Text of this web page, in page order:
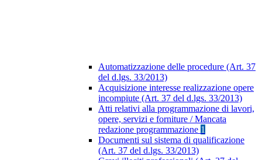
Automatizzazione delle procedure (Art. 37
del d.lgs. 33/2013)
Acquisizione interesse realizzazione opere
incompiute (Art. 37 del d.lgs. 33/2013)
Atti relativi alla programmazione di lavori,
opere, servizi e forniture / Mancata
redazione programmazione 1
Documenti sul sistema di qualificazione
(Art. 37 del d.lgs. 33/2013)